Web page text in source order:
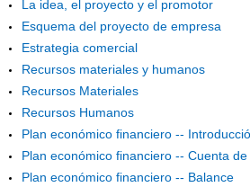
La idea, el proyecto y el promotor
Esquema del proyecto de empresa
Estrategia comercial
Recursos materiales y humanos
Recursos Materiales
Recursos Humanos
Plan económico financiero --
Plan económico financiero -- Cuenta
Plan económico financiero -- Balance